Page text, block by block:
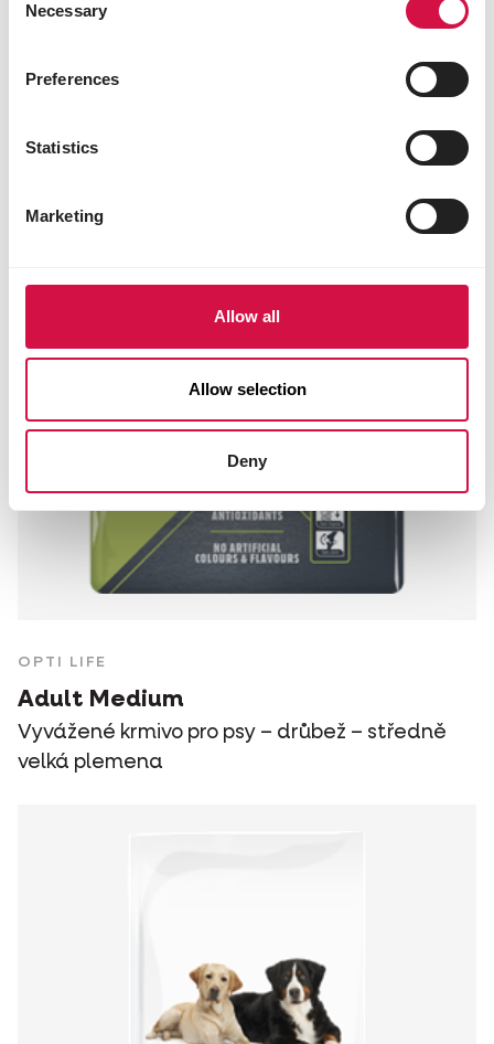
Selection
Necessary
Preferences
Statistics
Marketing
Allow all
Allow selection
Deny
plemena
OPTI LIFE
Adult Medium
Vyvážené krmivo pro psy – drůbež – středně
velká plemena